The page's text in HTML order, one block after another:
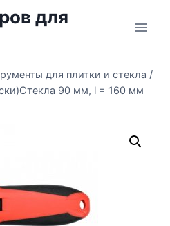
для
для плитки и стекла /
90 мм, l = 160 мм